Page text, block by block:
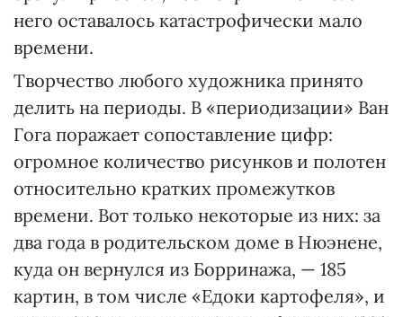
него оставалось катастрофически мало
времени.
Творчество любого художника принято
делить на периоды. В «периодизации» Ван
Гога поражает сопоставление цифр:
огромное количество рисунков и полотен
относительно кратких промежутков
времени. Вот только некоторые из них: за
два года в родительском доме в Нюэнене,
куда он вернулся из Борринажа, — 185
картин, в том числе «Едоки картофеля», и